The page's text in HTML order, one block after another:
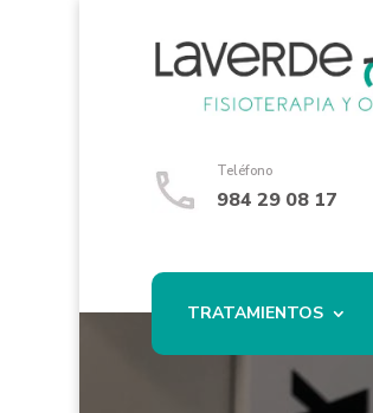
Teléfono
984 29 08 17
TRATAMIENTOS